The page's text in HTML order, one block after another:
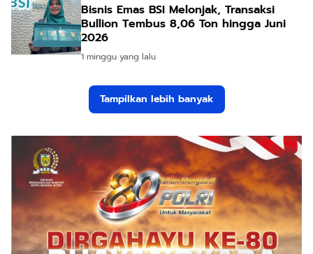
Bisnis Emas BSI Melonjak, Transaksi
Bullion Tembus 8,06 Ton hingga Juni
2026
1 minggu yang lalu
Tampilkan lebih banyak